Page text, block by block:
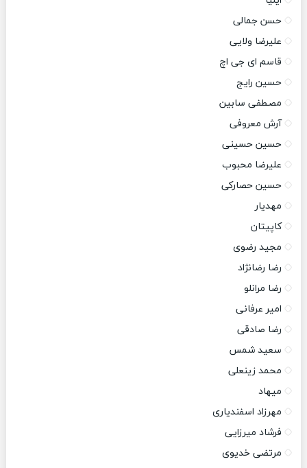
حسن جمالی
علیرضا ولایی
قاسم ای جی اچ
حسین رایج
مصطفی سابین
آرش معروفی
حسین حسینی
علیرضا محبوب
حسین حصارکی
مهدیار
کاپیتان
مجید رضوی
رضا رضانژاد
رضا مرانلو
امیر عرفانی
رضا صادقی
سعید شمس
محمد زینعلی
میهاد
مهرزاد اسفندیاری
فرشاد میرزایی
مرتضی خدیوی